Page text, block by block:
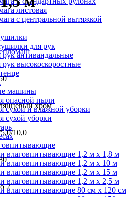
листовая
с центральной вытяжкой
для рук
антивандальные
высокоскоростные
машины
опасной пыли
сухой и влажной уборки
сухой уборки
влаговпитывающие 1,2 м х 1,8 м
влаговпитывающие 1,2 м х 10 м
влаговпитывающие 1,2 м х 15 м
влаговпитывающие 1,2 м х 2,5 м
влаговпитывающие 80 см х 120 см
хром
10,0
2